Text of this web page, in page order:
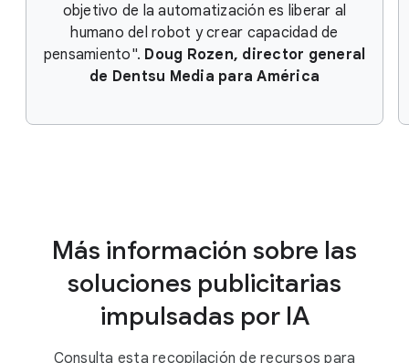
objetivo de la automatización es liberar al
humano del robot y crear capacidad de
pensamiento". Doug Rozen, director general
de Dentsu Media para América
Más información sobre las
soluciones publicitarias
impulsadas por IA
Consulta esta recopilación de recursos para